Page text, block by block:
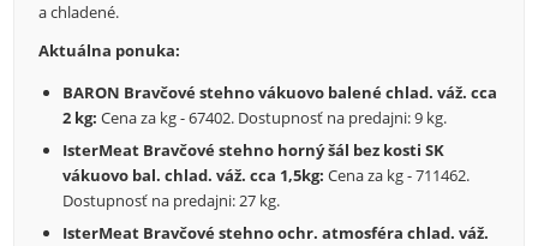
a chladené.
Aktuálna ponuka:
BARON Bravčové stehno vákuovo balené chlad. váž. cca
2 kg: Cena za kg - 67402. Dostupnosť na predajni: 9 kg.
IsterMeat Bravčové stehno horný šál bez kosti SK
vákuovo bal. chlad. váž. cca 1,5kg: Cena za kg - 711462.
Dostupnosť na predajni: 27 kg.
IsterMeat Bravčové stehno ochr. atmosféra chlad. váž.